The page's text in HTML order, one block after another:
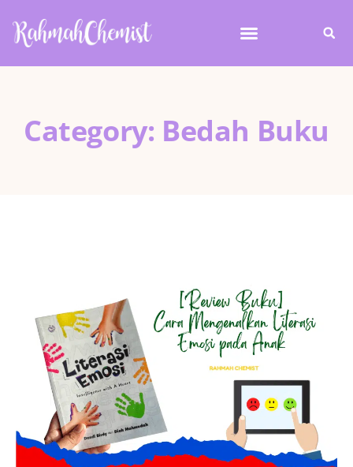
Category: Bedah Buku